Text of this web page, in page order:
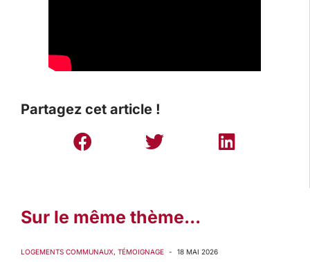
Partagez cet article !
Sur le même thème...
LOGEMENTS COMMUNAUX, TÉMOIGNAGE - 18 MAI 2026